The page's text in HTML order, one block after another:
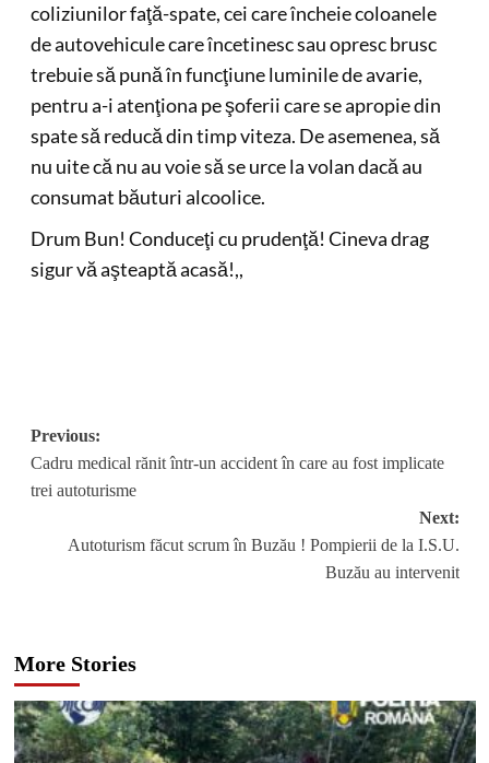
coliziunilor faţă-spate, cei care încheie coloanele
de autovehicule care încetinesc sau opresc brusc
trebuie să pună în funcţiune luminile de avarie,
pentru a-i atenţiona pe şoferii care se apropie din
spate să reducă din timp viteza. De asemenea, să
nu uite că nu au voie să se urce la volan dacă au
consumat băuturi alcoolice.
Drum Bun! Conduceţi cu prudenţă! Cineva drag
sigur vă aşteaptă acasă!,,
Post
navigation
Previous:
Cadru medical rănit într-un accident în care au fost implicate
trei autoturisme
Next:
Autoturism făcut scrum în Buzău ! Pompierii de la I.S.U.
Buzău au intervenit
More Stories